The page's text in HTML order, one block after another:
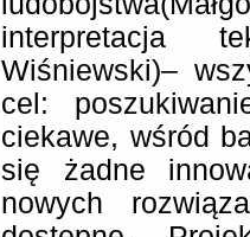
interpretacja
Wiśniewski)–
cel:
ciekawe, wśród
się żadne
nowych